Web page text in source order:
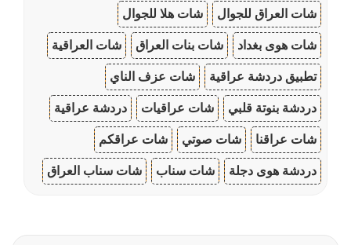
شات العراق للجوال شات هلا للجوال
شات هوى بغداد شات بنات العراق شات العراقية
تطبيق دردشة عراقية شات عزف الناي
دردشة بنوتة قلبي شات عراقيات دردشة عراقية
شات عراقنا شات صوتي شات عراقكم
دردشة هوى دجلة شات سناب شات سناب العراق